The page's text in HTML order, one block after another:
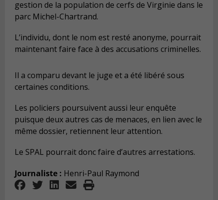
gestion de la population de cerfs de Virginie dans le
parc Michel-Chartrand.
L’individu, dont le nom est resté anonyme, pourrait
maintenant faire face à des accusations criminelles.
Il a comparu devant le juge et a été libéré sous
certaines conditions.
Les policiers poursuivent aussi leur enquête
puisque deux autres cas de menaces, en lien avec le
même dossier, retiennent leur attention.
Le SPAL pourrait donc faire d’autres arrestations.
Journaliste : Henri-Paul Raymond